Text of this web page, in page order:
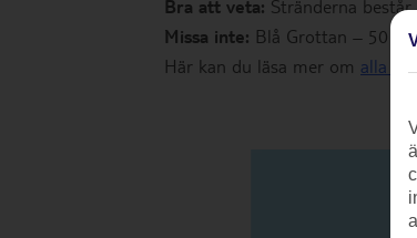
Bra att veta: Stränderna
Missa inte: Blå Grottan – 50
Här kan du läsa mer om alla